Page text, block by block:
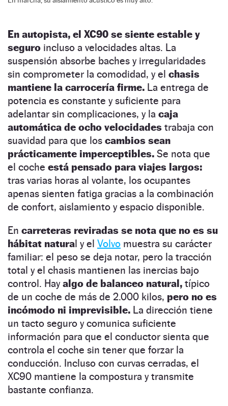
En autopista, el XC90 se siente estable y
seguro incluso a velocidades altas. La
suspensión absorbe baches y irregularidades
sin comprometer la comodidad, y el chasis
mantiene la carrocería firme. La entrega de
potencia es constante y suficiente para
adelantar sin complicaciones, y la caja
automática de ocho velocidades trabaja con
suavidad para que los cambios sean
prácticamente imperceptibles. Se nota que
el coche está pensado para viajes largos:
tras varias horas al volante, los ocupantes
apenas sienten fatiga gracias a la combinación
de confort, aislamiento y espacio disponible.
En carreteras reviradas se nota que no es su
hábitat natural y el Volvo muestra su carácter
familiar: el peso se deja notar, pero la tracción
total y el chasis mantienen las inercias bajo
control. Hayalgo de balanceo natural, típico
de un coche de más de 2.000 kilos, pero no es
incómodo ni imprevisible. La dirección tiene
un tacto seguro y comunica suficiente
información para que el conductor sienta que
controla el coche sin tener que forzar la
conducción. Incluso con curvas cerradas, el
XC90 mantiene la compostura y transmite
bastante confianza.